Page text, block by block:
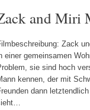
and Miri
Zack
einer gemeinsamen
sie sind hoch
kennen, der mit
dann